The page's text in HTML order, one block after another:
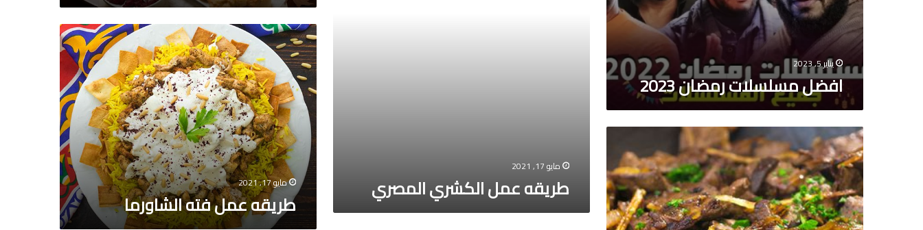
يناير 5, 2023
افضل مسلسلات رمضان 2023
مايو 17, 2021
طريقه عمل الكشري المصري
طريقه
عمل
فته
الشاورما
مايو 17, 2021
طريقه عمل فته الشاورما
طريقه
عمل
الكبده
الاسكندراني